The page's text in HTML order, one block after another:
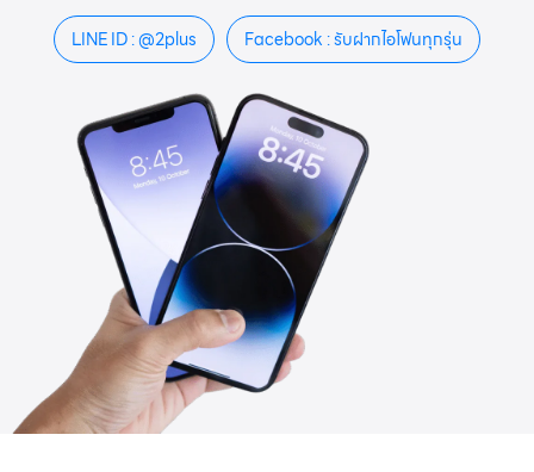
LINE ID : @2plus Facebook : รับฝากไอโฟนทุกรุ่น